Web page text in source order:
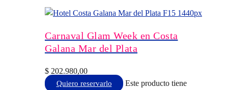
Carnaval Glam Week en Costa
Galana Mar del Plata
$ 202.980,00
Quiero reservarlo
Este producto tiene